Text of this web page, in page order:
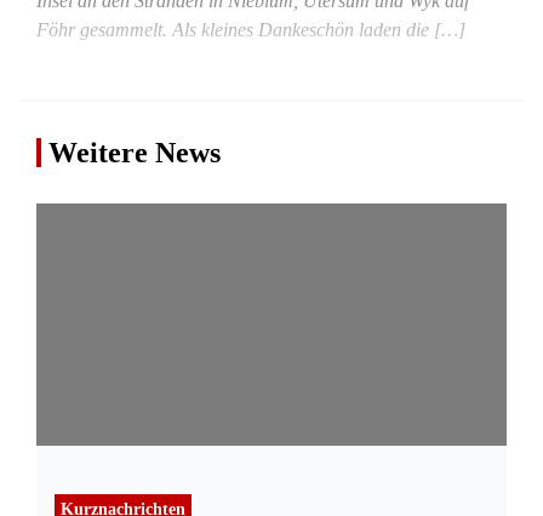
Föhr gesammelt. Als kleines Dankeschön laden die […]
Weitere News
Kurznachrichten